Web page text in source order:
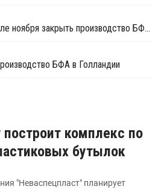
Hexion планирует в начале ноября закрыть производство БФА в Нидерландах
БФА в Голландии
комплекс по
бутылок
"Неваспецпласт" планирует